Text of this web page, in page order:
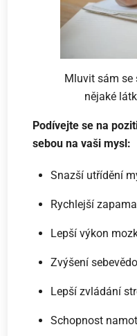
Mluvit sám se
nějaké
Podívejte se na
sebou na vaši mysl:
Snazší utřídění
Rychlejší
Lepší výkon
Zvýšení
Lepší zvládání
Schopnost